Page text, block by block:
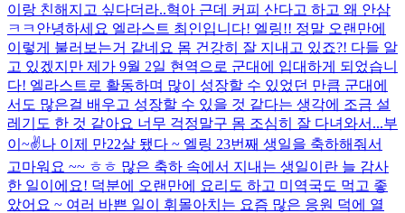
이랑 친해지고 싶다더라..혁아 근데 커피 산다고 하고 왜 안삼
ㅋㅋ 안녕하세요 엘라스트 최인입니다! 엘링!! 정말 오랜만에
이렇게 불러보는거 같네요 몸 건강히 잘 지내고 있죠?! 다들 알
고 있겠지만 제가 9월 2일 현역으로 군대에 입대하게 되었습니
다! 엘라스트로 활동하며 많이 성장할 수 있었던 만큼 군대에
서도 많은걸 배우고 성장할 수 있을 것 같다는 생각에 조금 설
레기도 한 것 같아요 너무 걱정말구 몸 조심히 잘 다녀와서...부
이~✌️나 이제 만22살 됐다 ~ 엘링 23번째 생일을 축하해줘서
고마워요 ~~ ㅎㅎ 많은 축하 속에서 지내는 생일이란 늘 감사
한 일이에요! 덕분에 오랜만에 요리도 하고 미역국도 먹고 좋
았어요 ~ 여러 바쁜 일이 휘몰아치는 요즘 많은 응원 덕에 열